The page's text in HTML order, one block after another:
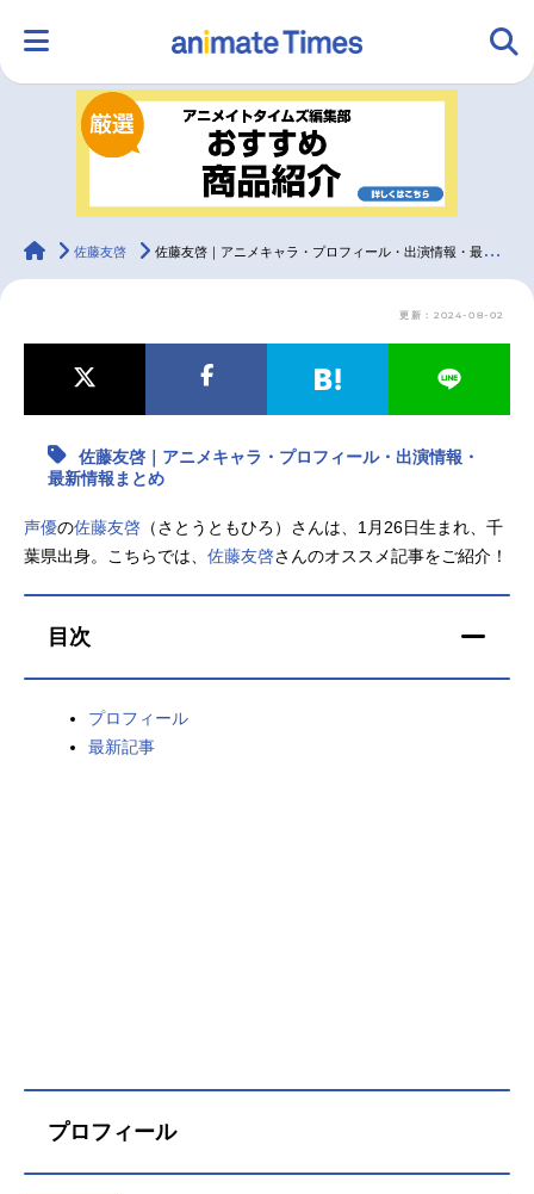
ランキング アニメ
ラジオ グッズ
最新記事一覧
アニメ記事一覧 声優記事一覧
今期アニメ曜日別一覧
春アニメ 夏アニメ
秋アニメ
animateTimes
佐藤友啓 佐藤友啓｜アニメキャラ・プロフィール・出演情報・最新情報まとめ
更新：2024-08-02
佐藤友啓｜アニメキャラ・プロフィール・出演情報・
最新情報まとめ
声優の佐藤友啓 （さとうともひろ）さんは、1月26日生まれ、千
葉県出身。こちらでは、 佐藤友啓さんのオススメ記事をご紹介！
目次
プロフィール
最新記事
プロフィール